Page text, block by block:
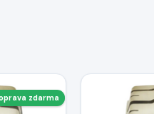
zdarma